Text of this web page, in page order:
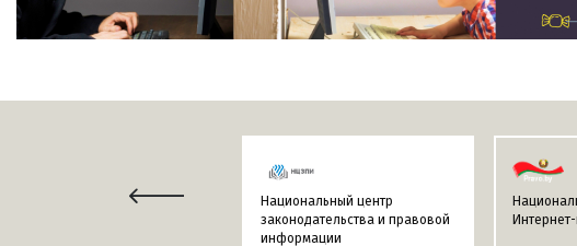
Национальный центр
законодательства и правовой
информации